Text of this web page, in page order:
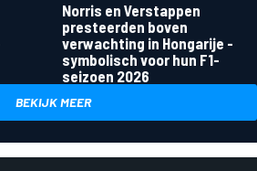
Norris en Verstappen
presteerden boven
verwachting in Hongarije -
symbolisch voor hun F1-
seizoen 2026
BEKIJK MEER